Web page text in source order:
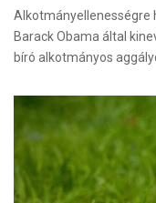
Alkotmányellenességre
Barack Obama által
bíró alkotmányos